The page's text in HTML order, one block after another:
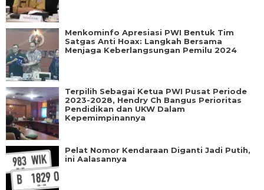
Menkominfo Apresiasi PWI Bentuk Tim
Satgas Anti Hoax: Langkah Bersama
Menjaga Keberlangsungan Pemilu 2024
Terpilih Sebagai Ketua PWI Pusat Periode
2023-2028, Hendry Ch Bangus Perioritas
Pendidikan dan UKW Dalam
Kepemimpinannya
Pelat Nomor Kendaraan Diganti Jadi Putih,
ini Aalasannya